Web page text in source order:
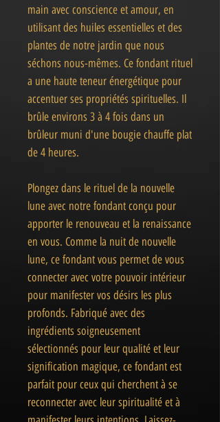
main avec conscience et amour, en
utilisant des huiles essentielles et des
plantes de notre jardin que nous
séchons nous-mêmes. Ce fondant rituel
a une haute teneur énergétique pour
accentuer ses propriétés spirituelles. Il
brûle environs 3 à 4 fois dans un
brûleur muni d'une bougie chauffe plat
de 4 heures.
Plongez dans le rituel de la nouvelle
lune avec notre fondant conçu pour
apporter le renouveau et la renaissance
en vous. Comme la nuit de nouvelle
lune, ce fondant vous permet de vous
connecter avec votre pouvoir intérieur
pour manifester vos désirs les plus
profonds. Fabriqué avec des
ingrédients soigneusement
sélectionnés pour leur qualité et leur
signification magique, ce fondant est
parfait pour ceux qui cherchent à se
reconnecter avec leur spiritualité et à